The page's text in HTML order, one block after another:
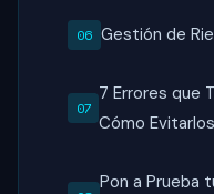
Gestión de
7 Errores que
Cómo
Pon a Prueba